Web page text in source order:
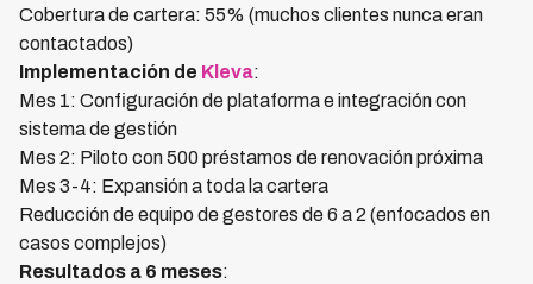
Cobertura de cartera: 55% (muchos clientes nunca eran
contactados)
Implementación de Kleva:
Mes 1: Configuración de plataforma e integración con
sistema de gestión
Mes 2: Piloto con 500 préstamos de renovación próxima
Mes 3-4: Expansión a toda la cartera
Reducción de equipo de gestores de 6 a 2 (enfocados en
casos complejos)
Resultados a 6 meses: